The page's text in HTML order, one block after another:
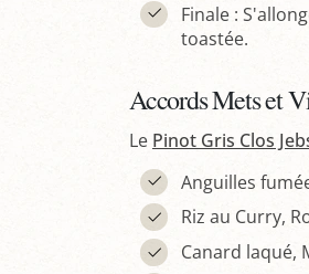
Finale :
toastée.
Accords Mets et
Le Pinot Gris Clos
Anguilles
Riz au Curry,
Canard laqué,